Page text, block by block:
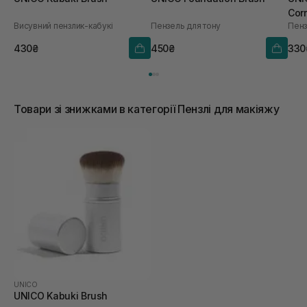
Висувний пензлик-кабукі
430₴
Пензель для тону
450₴
Товари зі знижками в категорії Пензлі для макіяжу
UNICO
UNICO Kabuki Brush